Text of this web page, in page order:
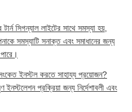
সিগন্যাল লাইটের সাথে সমস্যা হয়,
সমস্যাটি সনাক্ত এবং সমাধানের জন্য
ইনস্টল করতে সাহায্য প্রয়োজন?
প্রক্রিয়া জন্য নির্দেশাবলী এবং